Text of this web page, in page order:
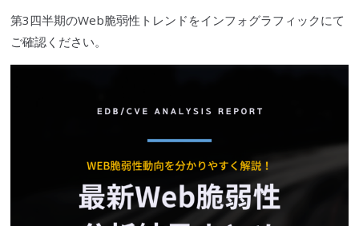
第3四半期のWeb脆弱性 トレンドをインフォグラフィックにて
ご確認ください。